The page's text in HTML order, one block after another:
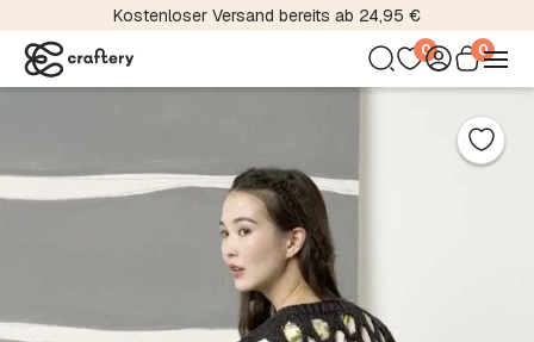
Kostenloser Versand bereits ab 24,95 €
0 0